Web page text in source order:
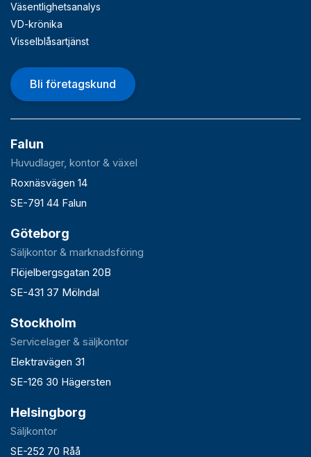
Väsentlighetsanalys
VD-krönika
Visselblåsartjänst
Bli företagskund
Falun
Huvudlager, kontor & växel
Roxnäsvägen 14
SE-791 44 Falun
Göteborg
Säljkontor & marknadsföring
Flöjelbergsgatan 20B
SE-431 37 Mölndal
Stockholm
Servicelager & säljkontor
Elektravägen 31
SE-126 30 Hägersten
Helsingborg
Säljkontor
SE-252 70 Råå